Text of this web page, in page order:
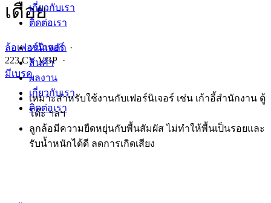
เกี่ยวกับเรา
ติดต่อเรา
หน้าหลัก
สินค้า
ผลงาน
เกี่ยวกับเรา
ติดต่อเรา
เดือย
ล้อเฟอร์นิเจอร์·
223 CV VBP ·
มีเบรค
เหมาะสำหรับใช้งานกับเฟอร์นิเจอร์ เช่น เก้าอี้สำนักงาน ตู้
โต๊ะ ฯลฯ
ลูกล้อมีความยืดหยุ่นกับพื้นสัมผัส ไม่ทำให้พื้นเป็นรอยและ
รับน้ำหนักได้ดี ลดการเกิดเสียง